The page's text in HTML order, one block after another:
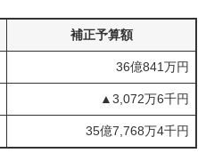
補正予算額
36億841万円
▲3,072万6千円
35億7,768万4千円